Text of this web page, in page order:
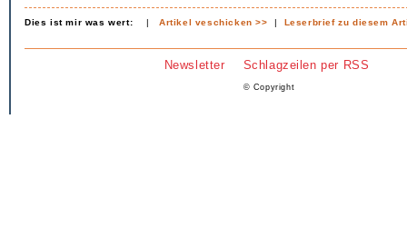
Dies ist mir was wert: |Artikel veschicken >> | Leserbrief zu diesem
Newsletter Schlagzeilen per RSS
© Copyright